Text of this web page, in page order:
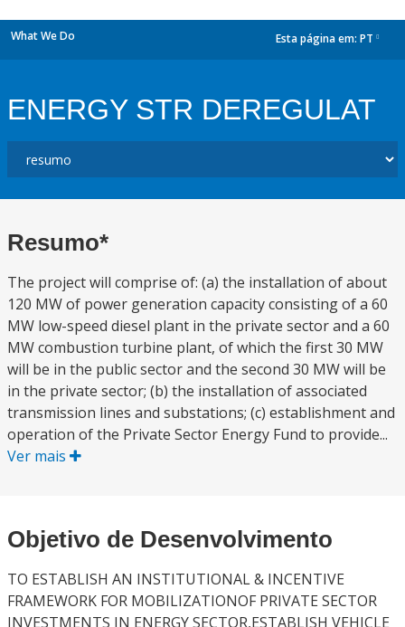
What We Do Esta página em: PT
ENERGY STR DEREGULAT
Resumo*
The project will comprise of: (a) the installation of about
120 MW of power generation capacity consisting of a 60
MW low-speed diesel plant in the private sector and a 60
MW combustion turbine plant, of which the first 30 MW
will be in the public sector and the second 30 MW will be
in the private sector; (b) the installation of associated
transmission lines and substations; (c) establishment and
operation of the Private Sector Energy Fund to provide...
Ver mais
Objetivo de Desenvolvimento
TO ESTABLISH AN INSTITUTIONAL & INCENTIVE
FRAMEWORK FOR MOBILIZATIONOF PRIVATE SECTOR
INVESTMENTS IN ENERGY SECTOR,ESTABLISH VEHICLE